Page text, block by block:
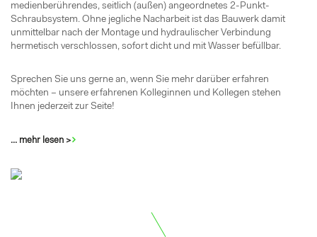
medienberührendes, seitlich (außen) angeordnetes 2-Punkt-
Schraubsystem. Ohne jegliche Nacharbeit ist das Bauwerk damit
unmittelbar nach der Montage und hydraulischer Verbindung
hermetisch verschlossen, sofort dicht und mit Wasser befüllbar.
Sprechen Sie uns gerne an, wenn Sie mehr darüber erfahren
möchten – unsere erfahrenen Kolleginnen und Kollegen stehen
Ihnen jederzeit zur Seite!
... mehr lesen >